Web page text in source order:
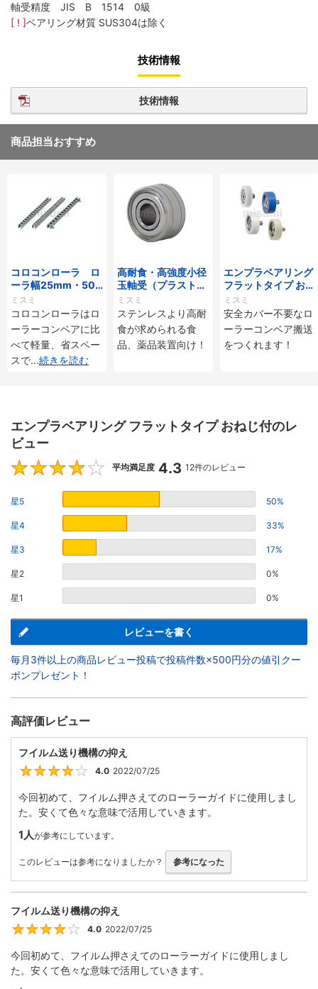
軸受精度 JIS B 1514 0級
[ ! ]ベアリング材質 SUS304は除く
技術情報
技術情報
商品担当おすすめ
コロコンローラ ロ
ーラ幅25mm・50
mmタイプ
ミスミ
コロコンローラはロ
ーラーコンベアに比
べて軽量、省スペー
スで...続きを読む
高耐食・高強度小径
玉軸受（プラストロ
ベアリング）
ミスミ
ステンレスより高耐
食が求められる食
品、薬品装置向け！
エンプラベアリング
フラットタイプ おね
じ付
ミスミ
安全カバー不要なロ
ーラーコンベア搬送
をつくれます！
エンプラベアリング フラットタイプ おねじ付のレ
ビュー
4.3
平均満足度 4.3 12件のレビュー
星5 50%
星4 33%
星3 17%
星2 0%
星1 0%
レビューを書く
毎月3件以上の商品レビュー投稿で投稿件数×500円分の値引クー
ポンプレゼント！
高評価レビュー
フイルム送り機構の抑え
4
4.0 2022/07/25
今回初めて、フイルム押さえてのローラーガイドに使用しまし
た。安くて色々な意味で活用していきます。
1人が参考にしています。
このレビューは参考になりましたか？ 参考になった
フイルム送り機構の抑え
4
4.0 2022/07/25
今回初めて、フイルム押さえてのローラーガイドに使用しまし
た。安くて色々な意味で活用していきます。